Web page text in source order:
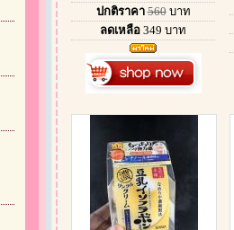
ปกติราคา 560บาท
ลดเหลือ 349 บาท